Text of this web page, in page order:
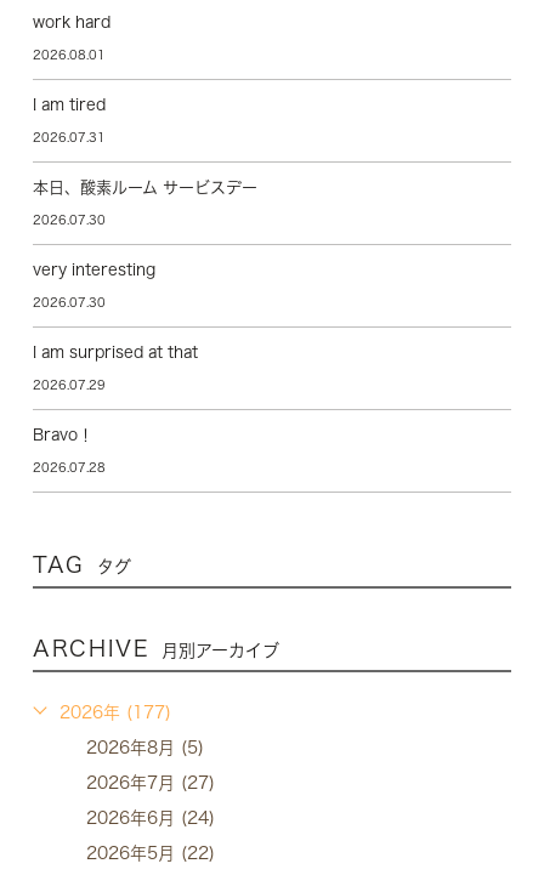
work hard
2026.08.01
I am tired
2026.07.31
本日、酸素ルーム サービスデー
2026.07.30
very interesting
2026.07.30
I am surprised at that
2026.07.29
Bravo！
2026.07.28
TAG タグ
ARCHIVE 月別アーカイブ
2026年 (177)
2026年8月 (5)
2026年7月 (27)
2026年6月 (24)
2026年5月 (22)